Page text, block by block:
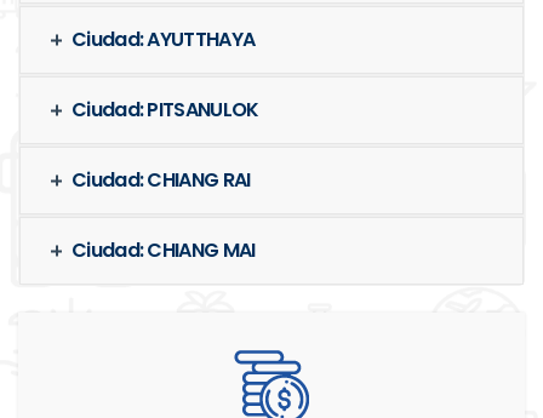
Ciudad: AYUTTHAYA
Ciudad: PITSANULOK
Ciudad: CHIANG RAI
Ciudad: CHIANG MAI